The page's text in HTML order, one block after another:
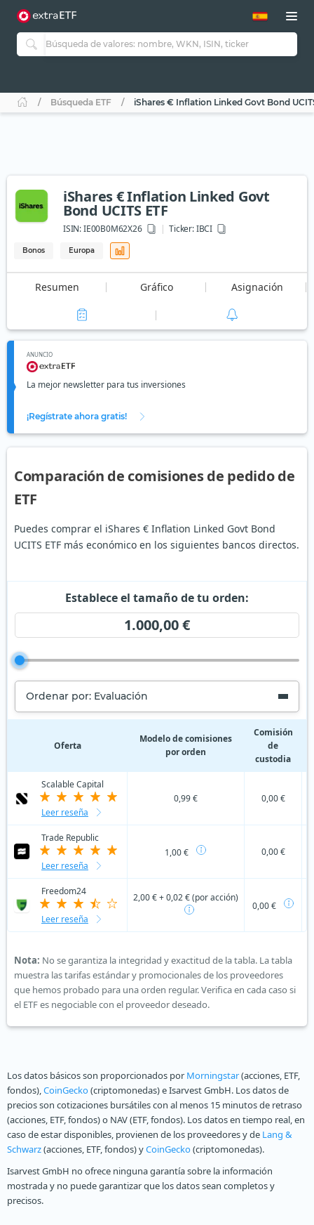
Búsqueda ETF iShares € Inflation Linked Govt Bond
iShares € Inflation Linked Govt
Bond UCITS ETF
ISIN:IE00B0M62X26 Ticker:IBCI
Bonos Europa
Resumen Gráfico Asignación
ANUNCIO
La mejor newsletter para tus inversiones
¡Regístrate ahora gratis!
Comparación de comisiones de pedido de
ETF
Puedes comprar el iShares € Inflation Linked Govt Bond
UCITS ETF más económico en los siguientes bancos directos.
Establece el tamaño de tu orden:
1.000,00 €
Ordenar por: Evaluación
Oferta
Modelo de comisiones
por orden
Comisión
de
custodia
Scalable Capital
Leer reseña
0,99 € 0,00 €
Trade Republic
Leer reseña
1,00 € 0,00 €
Freedom24
Leer reseña
2,00 € + 0,02 € (por acción)
0,00 €
Nota: No se garantiza la integridad y exactitud de la tabla. La tabla
muestra las tarifas estándar y promocionales de los proveedores
que hemos probado para una orden regular. Verifica en cada caso si
el ETF es negociable con el proveedor deseado.
Los datos básicos son proporcionados por Morningstar(acciones, ETF,
fondos),CoinGecko(criptomonedas) e Isarvest GmbH. Los datos de
precios son cotizaciones bursátiles con al menos 15 minutos de retraso
(acciones, ETF, fondos) o NAV (ETF, fondos). Los datos en tiempo real, en
caso de estar disponibles, provienen de los proveedores y de Lang &
Schwarz(acciones, ETF, fondos) yCoinGecko(criptomonedas).
Isarvest GmbH no ofrece ninguna garantía sobre la información
mostrada y no puede garantizar que los datos sean completos y
precisos.